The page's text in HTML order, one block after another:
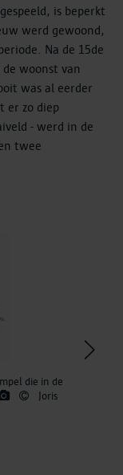
is beperkt
werd gewoond,
Na de 15de
woonst van
was al eerder
er zo diep
- werd in de
twee
die in de
Joris
>